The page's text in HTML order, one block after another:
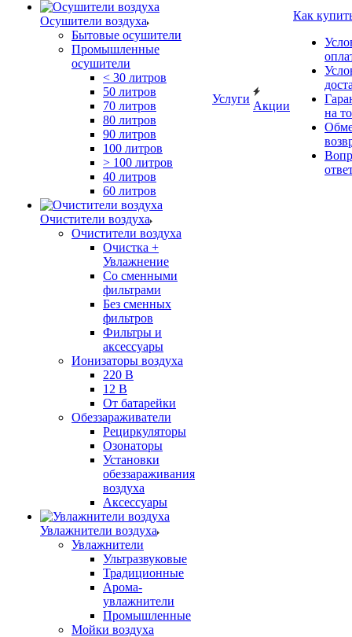
Осушители воздуха
Бытовые осушители
Промышленные
осушители
< 30 литров
50 литров
70 литров
80 литров
90 литров
100 литров
> 100 литров
40 литров
60 литров
Очистители воздуха
Очистители воздуха
Очистка +
Увлажнение
Cо сменными
фильтрами
Без сменных
фильтров
Фильтры и
аксессуары
Ионизаторы воздуха
220 В
12 В
От батарейки
Обеззараживатели
Рециркуляторы
Озонаторы
Установки
обеззараживания
воздуха
Аксессуары
Увлажнители воздуха
Увлажнители
Ультразвуковые
Традиционные
Арома-
увлажнители
Промышленные
Мойки воздуха
Услуги
Акции
Как
на